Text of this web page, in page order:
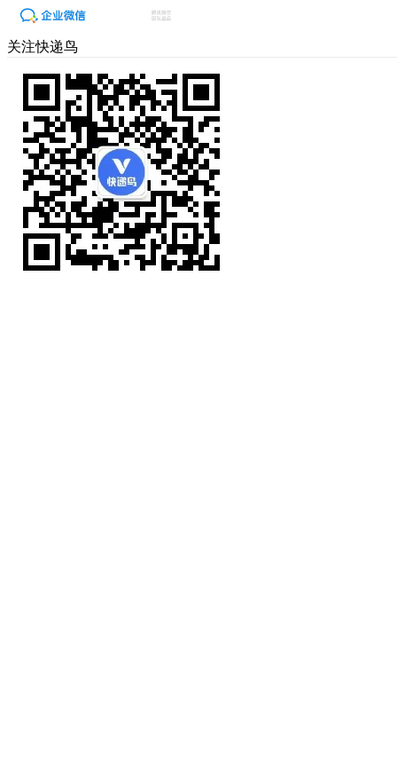
关注快递鸟